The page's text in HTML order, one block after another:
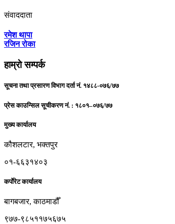
संवाददाता
रमेश थापा
रजिन रोका
हाम्राे सम्पर्क
सूचना तथा प्रसारण विभाग दर्ता नं. १४८८-०७६/७७
प्रेस काउन्सिल सूचीकरण नं. : १८०१–०७६/७७
मुख्य कार्यालय
कौशलटार, भक्तपुर
०१-६६३१४०३
कर्पाेरेट कार्यालय
बागबजार, काठमाडौँ
९७७-९८५११७५६७५